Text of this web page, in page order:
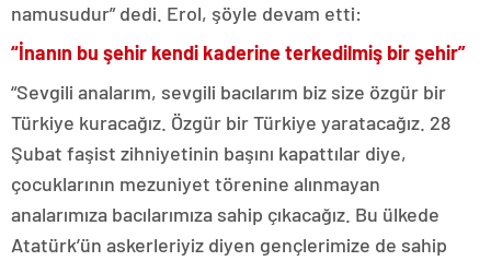
namusudur” dedi. Erol, şöyle devam etti:
“İnanın bu şehir kendi kaderine terkedilmiş bir şehir”
“Sevgili analarım, sevgili bacılarım biz size özgür bir
Türkiye kuracağız. Özgür bir Türkiye yaratacağız. 28
Şubat faşist zihniyetinin başını kapattılar diye,
çocuklarının mezuniyet törenine alınmayan
analarımıza bacılarımıza sahip çıkacağız. Bu ülkede
Atatürk’ün askerleriyiz diyen gençlerimize de sahip